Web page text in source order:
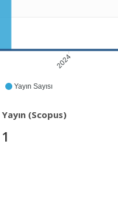
Yayın Sayısı
2024
Yayın (Scopus)
1